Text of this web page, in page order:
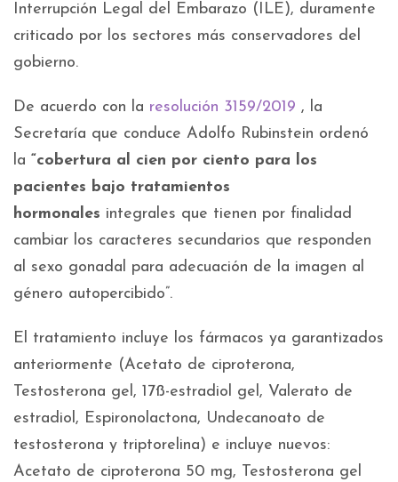
Interrupción Legal del Embarazo (ILE), duramente
criticado por los sectores más conservadores del
gobierno.
De acuerdo con la resolución 3159/2019 , la
Secretaría que conduce Adolfo Rubinstein ordenó
la “cobertura al cien por ciento para los
pacientes bajo tratamientos
hormonales integrales que tienen por finalidad
cambiar los caracteres secundarios que responden
al sexo gonadal para adecuación de la imagen al
género autopercibido”.
El tratamiento incluye los fármacos ya garantizados
anteriormente (Acetato de ciproterona,
Testosterona gel, 17ß-estradiol gel, Valerato de
estradiol, Espironolactona, Undecanoato de
testosterona y triptorelina) e incluye nuevos:
Acetato de ciproterona 50 mg, Testosterona gel